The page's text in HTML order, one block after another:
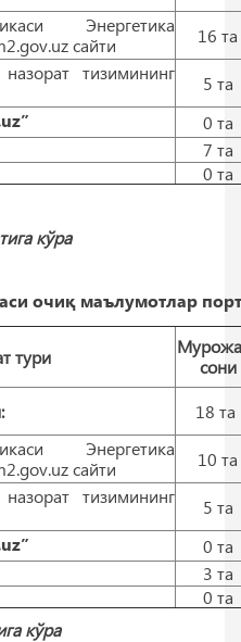
Энергетика
сайти
16 тa
тизимининг
5 тa
0 тa
7 тa
0 тa
кўра
очиқ маълумотлар
тури
сони
18 тa
Энергетика
сайти
10 тa
тизимининг
5 тa
0 тa
3 тa
0 тa
кўра